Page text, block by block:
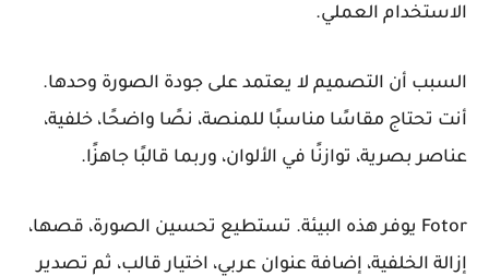
الاستخدام العملي.
السبب أن التصميم لا يعتمد على جودة الصورة وحدها.
أنت تحتاج مقاسًا مناسبًا للمنصة، نصًا واضحًا، خلفية،
عناصر بصرية، توازنًا في الألوان، وربما قالبًا جاهزًا.
Fotor يوفر هذه البيئة. تستطيع تحسين الصورة، قصها،
إزالة الخلفية، إضافة عنوان عربي، اختيار قالب، ثم تصدير